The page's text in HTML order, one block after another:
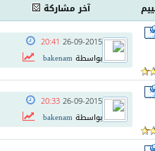
آخر مشاركة
26-09-2015
20:41
بواسطةbakenam
26-09-2015
20:33
بواسطةbakenam